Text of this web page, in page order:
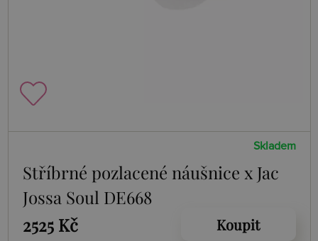
Skladem
Stříbrné pozlacené náušnice x Jac
Jossa Soul DE668
2525 Kč
Koupit